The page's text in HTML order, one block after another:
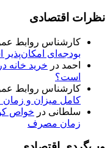
نظرات اقتصادی
کارشناس روابط
بودجه‌ای
احمد در خرید خانه
است؟
کارشناس روابط
کامل میزان و
سلطانی در خواص
زمان مصرف